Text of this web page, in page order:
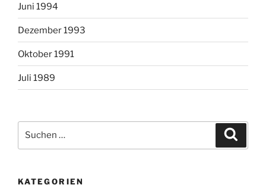
Juni 1994
Dezember 1993
Oktober 1991
Juli 1989
nach:
KATEGORIEN